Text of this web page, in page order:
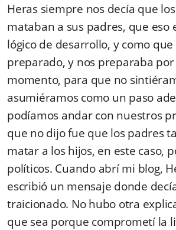
Heras siempre nos decía que
mataban a sus padres, que eso
lógico de desarrollo, y como
preparado, y nos preparaba por
momento, para que no
asumiéramos como un paso
podíamos andar con nuestros
que no dijo fue que los padres
matar a los hijos, en este caso,
políticos. Cuando abrí mi blog,
escribió un mensaje donde
traicionado. No hubo otra
que sea porque comprometí la